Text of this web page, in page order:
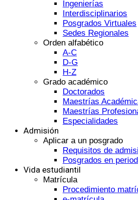
Ingenierías
Interdisciplinarios
Posgrados Virtuales
Sedes Regionales
Orden alfabético
A-C
D-G
H-Z
Grado académico
Doctorados
Maestrías
Maestrías
Especialidades
Admisión
Aplicar a un posgrado
Requisitos de
Posgrados en
Vida estudiantil
Matrícula
Procedimiento